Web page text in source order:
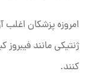
امروزه پزشکان
ژنتیکی مانند
کنند.